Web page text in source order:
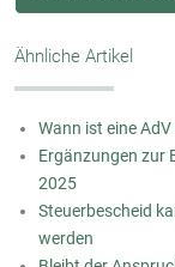
Ähnliche Artikel
Wann ist eine
Ergänzungen zur
2025
Steuerbescheid
werden